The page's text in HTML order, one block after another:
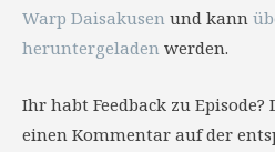
Warp Daisakusen und kann
heruntergeladen werden.
Ihr habt Feedback zu
einen Kommentar auf der